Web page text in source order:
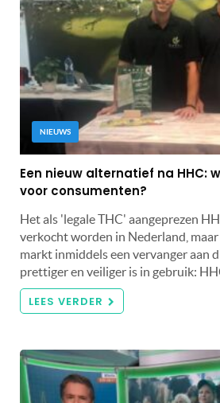
NIEUWS
Een nieuw alternatief na HHC:
voor consumenten?
Het als 'legale THC' aangeprezen
verkocht worden in Nederland,
markt inmiddels een vervanger aan
prettiger en veiliger is in gebruik:
LEES VERDER